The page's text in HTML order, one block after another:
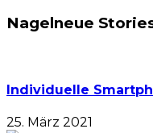
Nagelneue
Individuelle
25. März 2021